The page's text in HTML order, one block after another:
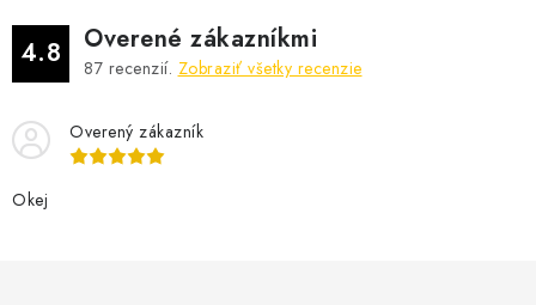
4.8 Overené zákazníkmi
87 recenzií. Zobraziť všetky recenzie
Overený zákazník
Okej